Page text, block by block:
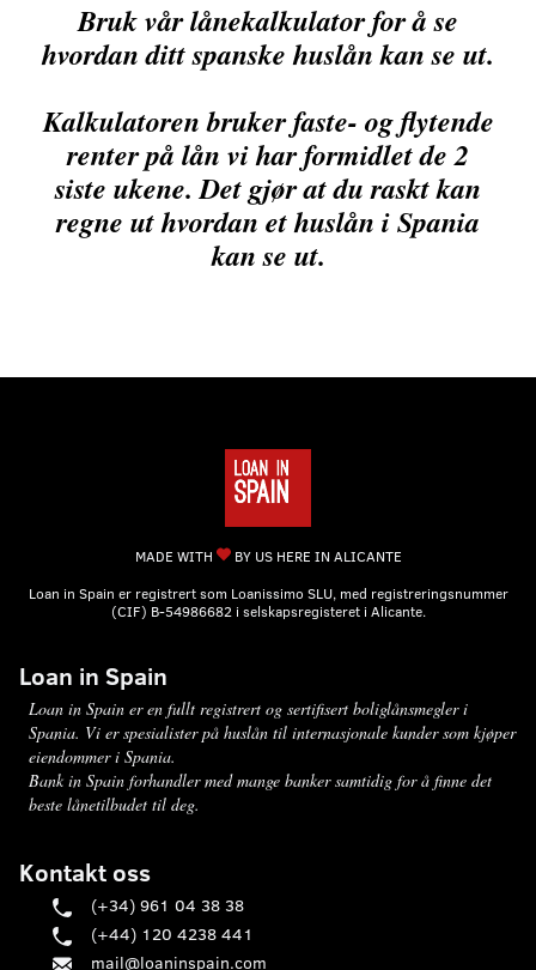
Bruk vår lånekalkulator for å se
hvordan ditt spanske huslån kan se ut.
Kalkulatoren bruker faste- og flytende
renter på lån vi har formidlet de 2
siste ukene. Det gjør at du raskt kan
regne ut hvordan et huslån i Spania
kan se ut.
MADE WITH
BY US HERE IN ALICANTE
Loan in Spain er registrert som Loanissimo SLU, med registreringsnummer
(CIF) B-54986682 i selskapsregisteret i Alicante.
Loan in Spain
Loan in Spain er en fullt registrert og sertifisert boliglånsmegler i
Spania. Vi er spesialister på huslån til internasjonale kunder som kjøper
eiendommer i Spania.
Bank in Spain forhandler med mange banker samtidig for å finne det
beste lånetilbudet til deg.
Kontakt oss
(+34) 961 04 38 38
(+44) 120 4238 441
mail@loaninspain.com